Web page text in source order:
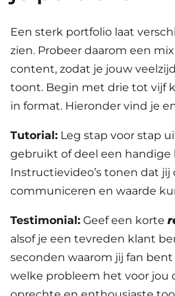
Een sterk portfolio laat
zien. Probeer daarom een
content, zodat je jouw
toont. Begin met drie tot vijf
in format. Hieronder vind je
Tutorial: Leg stap voor stap
gebruikt of deel een
Instructievideo’s tonen dat
communiceren en waarde
Testimonial: Geef een korte
alsof je een tevreden klant
seconden waarom jij fan
welke probleem het voor jou